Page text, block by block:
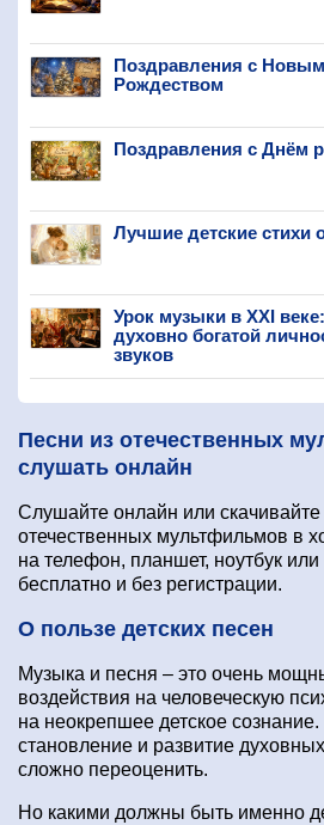
Поздравления с
Рождеством
Поздравления с Днём
Лучшие детские стихи
Урок музыки в XXI
духовно богатой
звуков
Песни из отечественных
слушать онлайн
Слушайте онлайн или
отечественных мультфильмов в
на телефон, планшет, ноутбук
бесплатно и без регистрации.
О пользе детских песен
Музыка и песня – это очень
воздействия на человеческую
на неокрепшее детское
становление и развитие
сложно переоценить.
Но какими должны быть именно